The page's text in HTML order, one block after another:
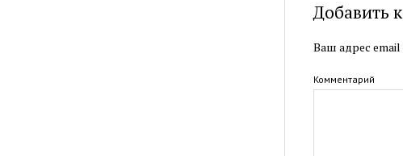
Добавить
Ваш адрес email
Комментарий